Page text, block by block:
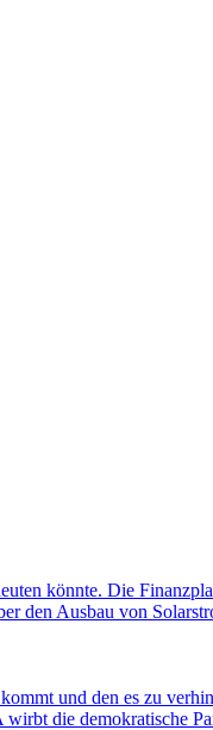
könnte. Die
den Ausbau von
und den es zu
die demokratische